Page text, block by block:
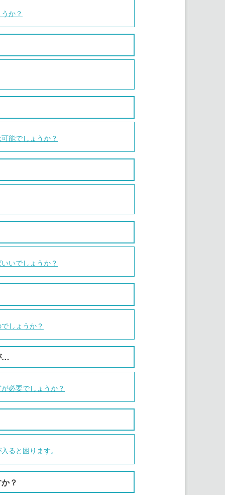
か？
能でしょうか？
いでしょうか？
しょうか？
…
必要でしょうか？
ると困ります。
？